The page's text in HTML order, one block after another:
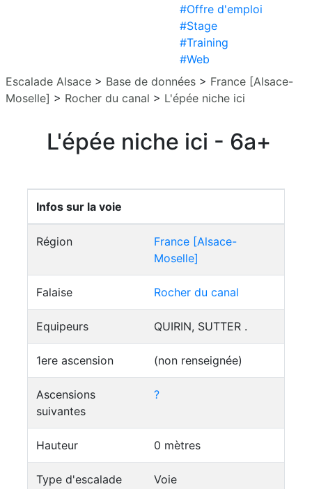
#Offre d'emploi
#Stage
#Training
#Web
Escalade Alsace > Base de données > France [Alsace-
Moselle] > Rocher du canal > L'épée niche ici
L'épée niche ici - 6a+
Infos sur la voie
Région
France [Alsace-
Moselle]
Falaise Rocher du canal
Equipeurs QUIRIN, SUTTER .
1ere ascension (non renseignée)
Ascensions
suivantes
?
Hauteur 0 mètres
Type d'escalade Voie